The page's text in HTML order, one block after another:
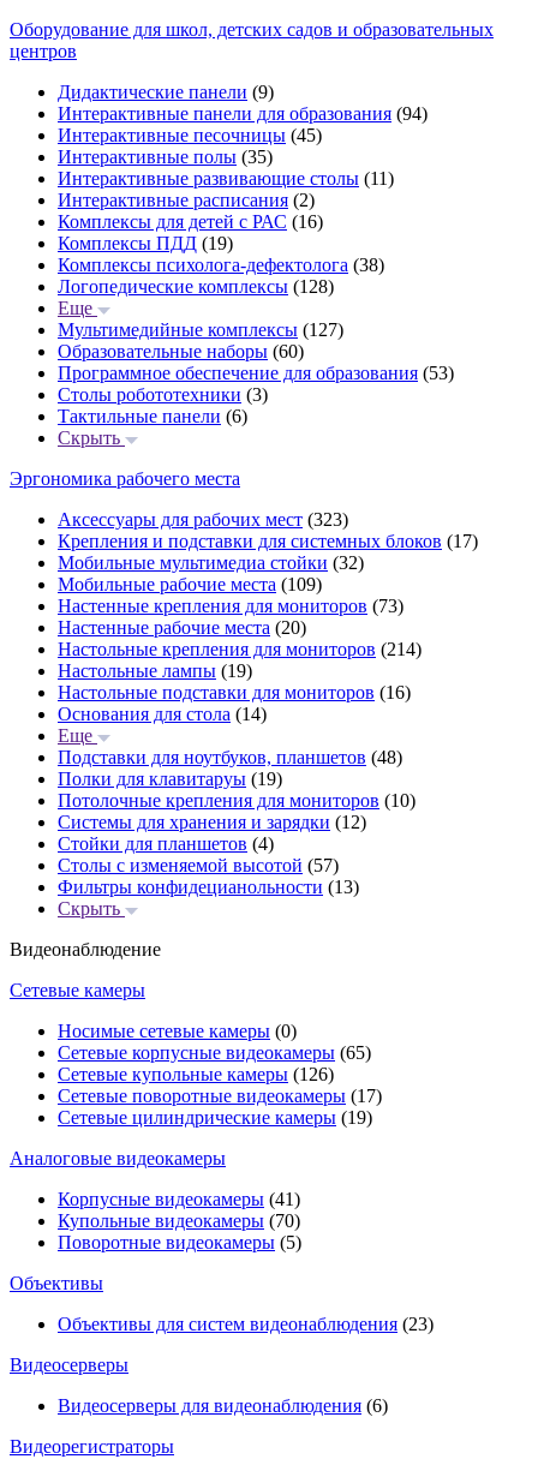
Оборудование для школ, детских садов и образовательных
центров
Дидактические панели (9)
Интерактивные панели для образования (94)
Интерактивные песочницы (45)
Интерактивные полы (35)
Интерактивные развивающие столы (11)
Интерактивные расписания (2)
Комплексы для детей с РАС (16)
Комплексы ПДД (19)
Комплексы психолога-дефектолога (38)
Логопедические комплексы (128)
Еще
Мультимедийные комплексы (127)
Образовательные наборы (60)
Программное обеспечение для образования (53)
Столы робототехники (3)
Тактильные панели (6)
Скрыть
Эргономика рабочего места
Аксессуары для рабочих мест (323)
Крепления и подставки для системных блоков (17)
Мобильные мультимедиа стойки (32)
Мобильные рабочие места (109)
Настенные крепления для мониторов (73)
Настенные рабочие места (20)
Настольные крепления для мониторов (214)
Настольные лампы (19)
Настольные подставки для мониторов (16)
Основания для стола (14)
Еще
Подставки для ноутбуков, планшетов (48)
Полки для клавитаруы (19)
Потолочные крепления для мониторов (10)
Системы для хранения и зарядки (12)
Стойки для планшетов (4)
Столы с изменяемой высотой (57)
Фильтры конфидецианольности (13)
Скрыть
Видеонаблюдение
Сетевые камеры
Носимые сетевые камеры (0)
Сетевые корпусные видеокамеры (65)
Сетевые купольные камеры (126)
Сетевые поворотные видеокамеры (17)
Сетевые цилиндрические камеры (19)
Аналоговые видеокамеры
Корпусные видеокамеры (41)
Купольные видеокамеры (70)
Поворотные видеокамеры (5)
Объективы
Объективы для систем видеонаблюдения (23)
Видеосерверы
Видеосерверы для видеонаблюдения (6)
Видеорегистраторы